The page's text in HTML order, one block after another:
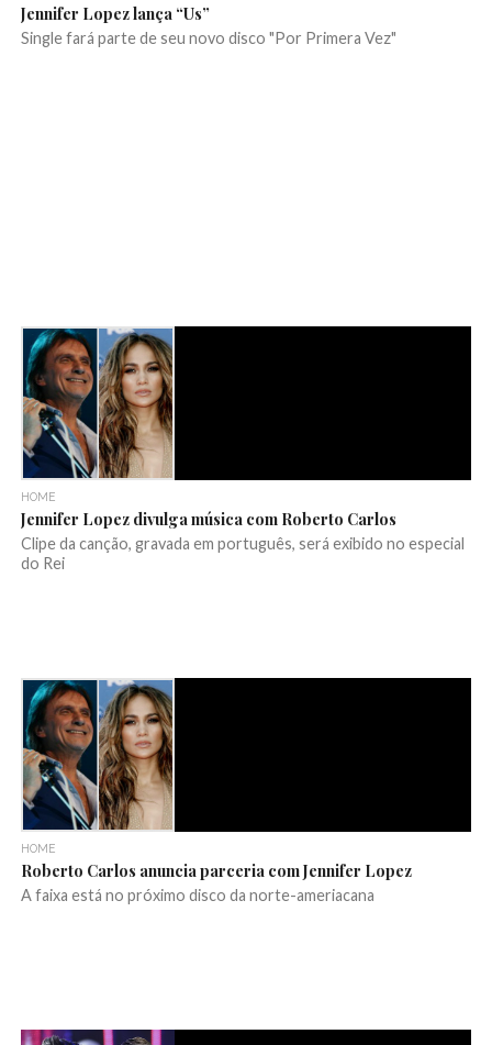
Jennifer Lopez lança “Us”
Single fará parte de seu novo disco "Por Primera Vez"
HOME
Jennifer Lopez divulga música com Roberto Carlos
Clipe da canção, gravada em português, será exibido no especial
do Rei
HOME
Roberto Carlos anuncia parceria com Jennifer Lopez
A faixa está no próximo disco da norte-ameriacana